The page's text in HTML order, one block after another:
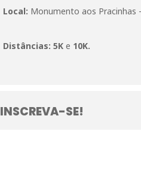
Local: Monumento aos Pracinhas
Distâncias: 5K e 10K.
INSCREVA-SE!